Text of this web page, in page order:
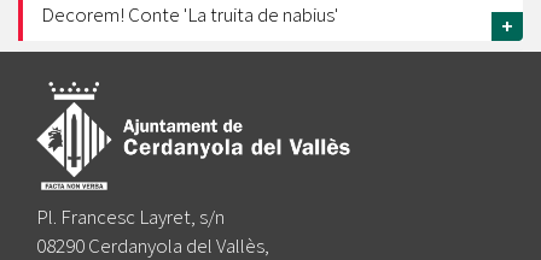
Decorem! Conte 'La truita de nabius'
+
Pl. Francesc Layret, s/n
08290 Cerdanyola del Vallès,